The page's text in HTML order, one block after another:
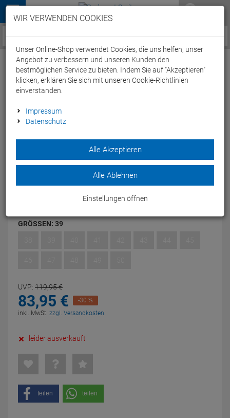
Menü
Service / Hilfe
Shimano SH-ET700 E-Bike Schuh - 39 black
Allwetter E-Bike-Touren-/Trekkingschuh mit hervorragendem
Gehkomfort.
GRÖSSEN: 39
UVP: 119,95€
83,95 €
-30 %
inkl. MwSt. zzgl. Versandkosten
leider ausverkauft
teilen teilen
WIR VERWENDEN COOKIES
Unser Online-Shop verwendet Cookies, die uns helfen, unser
Angebot zu verbessern und unseren Kunden den
bestmöglichen Service zu bieten. Indem Sie auf "Akzeptieren"
klicken, erklären Sie sich mit unseren Cookie-Richtlinien
einverstanden.
Impressum
Datenschutz
Alle Akzeptieren
Alle Ablehnen
Einstellungen öffnen